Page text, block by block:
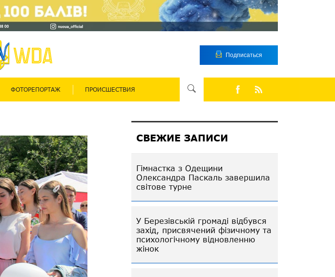
Подписаться
ФОТОРЕПОРТАЖ ПРОИСШЕСТВИЯ
СВЕЖИЕ ЗАПИСИ
Гімнастка з Одещини
Олександра Паскаль завершила
світове турне
У Березівській громаді відбувся
захід, присвячений фізичному та
психологічному відновленню
жінок